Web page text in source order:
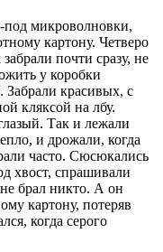
микроволновки,
картону. Четверо
почти сразу, не
у коробки
красивых, с
кляксой на лбу.
Так и лежали
и дрожали, когда
часто. Сюсюкались
хвост, спрашивали
брал никто. А он
картону, потеряв
когда серого